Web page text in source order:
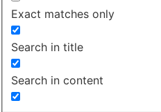
Exact matches only
Search in title
Search in content